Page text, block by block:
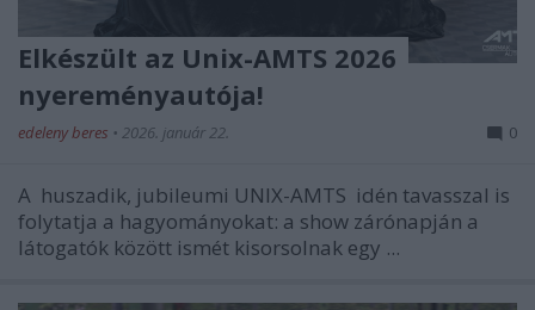
Elkészült az Unix-AMTS 2026
nyereményautója!
edeleny beres • 2026. január 22. 0
A huszadik, jubileumi UNIX-AMTS idén tavasszal is
folytatja a hagyományokat: a show zárónapján a
látogatók között ismét kisorsolnak egy ...